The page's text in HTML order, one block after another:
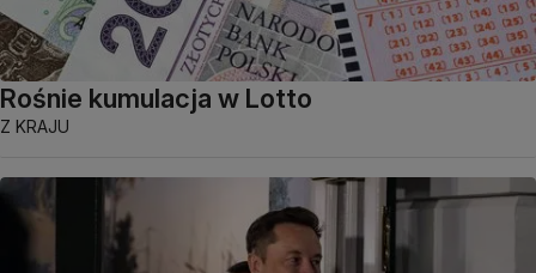
Rośnie kumulacja w Lotto
Z KRAJU